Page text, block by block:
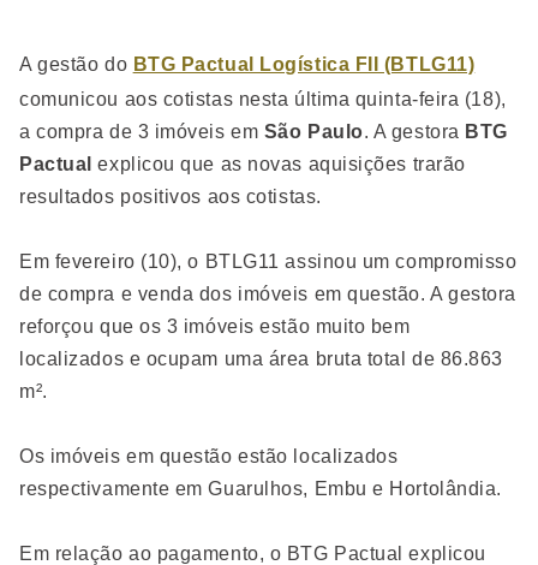
A gestão do BTG Pactual Logística FII (BTLG11)
comunicou aos cotistas nesta última quinta-feira (18),
a compra de 3 imóveis em São Paulo. A gestora BTG
Pactualexplicou que as novas aquisições trarão
resultados positivos aos cotistas.
Em fevereiro (10), o BTLG11 assinou um compromisso
de compra e venda dos imóveis em questão. A gestora
reforçou que os 3 imóveis estão muito bem
localizados e ocupam uma área bruta total de 86.863
m².
Os imóveis em questão estão localizados
respectivamente em Guarulhos, Embu e Hortolândia.
Em relação ao pagamento, o BTG Pactual explicou